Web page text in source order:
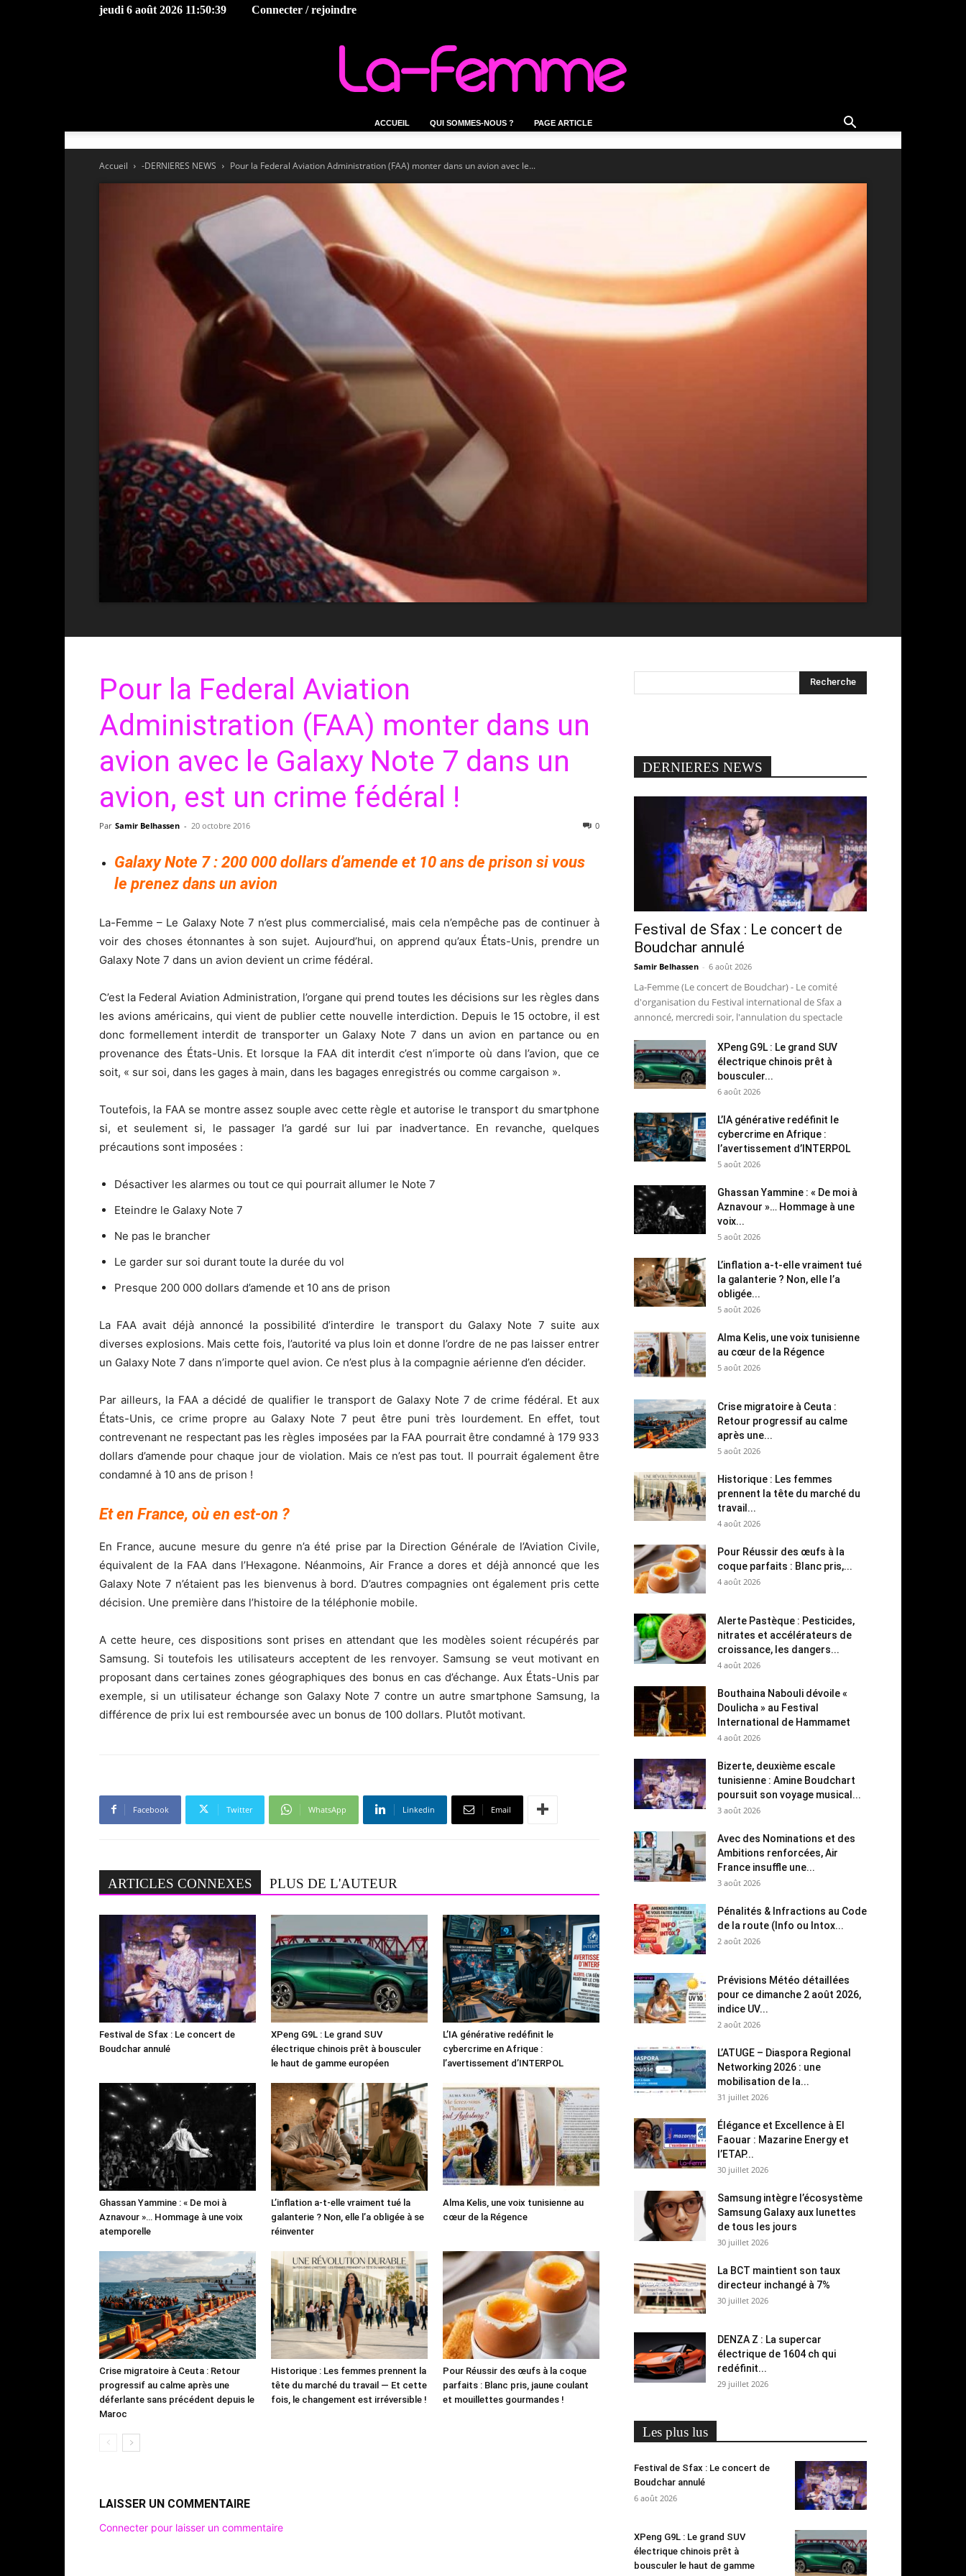
jeudi 6 août 2026 11:50:39 Connecter / rejoindre
ACCUEIL QUI SOMMES-NOUS ? PAGE ARTICLE
Accueil -DERNIERES NEWS Pour la Federal Aviation Administration (FAA) monter dans un avion avec le...
Pour la Federal Aviation
Administration (FAA) monter dans un
avion avec le Galaxy Note 7 dans un
avion, est un crime fédéral !
Par Samir Belhassen - 20 octobre 2016 0
Galaxy Note 7 : 200 000 dollars d’amende et 10 ans de prison si vous
le prenez dans un avion
La-Femme – Le Galaxy Note 7 n’est plus commercialisé, mais cela n’empêche pas de continuer à
voir des choses étonnantes à son sujet. Aujourd’hui, on apprend qu’aux États-Unis, prendre un
Galaxy Note 7 dans un avion devient un crime fédéral.
C’est la Federal Aviation Administration, l’organe qui prend toutes les décisions sur les règles dans
les avions américains, qui vient de publier cette nouvelle interdiction. Depuis le 15 octobre, il est
donc formellement interdit de transporter un Galaxy Note 7 dans un avion en partance ou en
provenance des États-Unis. Et lorsque la FAA dit interdit c’est n’importe où dans l’avion, que ce
soit, « sur soi, dans les gages à main, dans les bagages enregistrés ou comme cargaison ».
Toutefois, la FAA se montre assez souple avec cette règle et autorise le transport du smartphone
si, et seulement si, le passager l’a gardé sur lui par inadvertance. En revanche, quelques
précautions sont imposées :
Désactiver les alarmes ou tout ce qui pourrait allumer le Note 7
Eteindre le Galaxy Note 7
Ne pas le brancher
Le garder sur soi durant toute la durée du vol
Presque 200 000 dollars d’amende et 10 ans de prison
La FAA avait déjà annoncé la possibilité d’interdire le transport du Galaxy Note 7 suite aux
diverses explosions. Mais cette fois, l’autorité va plus loin et donne l’ordre de ne pas laisser entrer
un Galaxy Note 7 dans n’importe quel avion. Ce n’est plus à la compagnie aérienne d’en décider.
Par ailleurs, la FAA a décidé de qualifier le transport de Galaxy Note 7 de crime fédéral. Et aux
États-Unis, ce crime propre au Galaxy Note 7 peut être puni très lourdement. En effet, tout
contrevenant ne respectant pas les règles imposées par la FAA pourrait être condamné à 179 933
dollars d’amende pour chaque jour de violation. Mais ce n’est pas tout. Il pourrait également être
condamné à 10 ans de prison !
Et en France, où en est-on ?
En France, aucune mesure du genre n’a été prise par la Direction Générale de l’Aviation Civile,
équivalent de la FAA dans l’Hexagone. Néanmoins, Air France a dores et déjà annoncé que les
Galaxy Note 7 n’étaient pas les bienvenus à bord. D’autres compagnies ont également pris cette
décision. Une première dans l’histoire de la téléphonie mobile.
A cette heure, ces dispositions sont prises en attendant que les modèles soient récupérés par
Samsung. Si toutefois les utilisateurs acceptent de les renvoyer. Samsung se veut motivant en
proposant dans certaines zones géographiques des bonus en cas d’échange. Aux États-Unis par
exemple, si un utilisateur échange son Galaxy Note 7 contre un autre smartphone Samsung, la
différence de prix lui est remboursée avec un bonus de 100 dollars. Plutôt motivant.
Facebook Twitter WhatsApp Linkedin Email
ARTICLES CONNEXES PLUS DE L'AUTEUR
Festival de Sfax : Le concert de
Boudchar annulé
XPeng G9L : Le grand SUV
électrique chinois prêt à bousculer
le haut de gamme européen
L’IA générative redéfinit le
cybercrime en Afrique :
l’avertissement d’INTERPOL
Ghassan Yammine : « De moi à
Aznavour »… Hommage à une voix
atemporelle
L’inflation a-t-elle vraiment tué la
galanterie ? Non, elle l’a obligée à se
réinventer
Alma Kelis, une voix tunisienne au
cœur de la Régence
Crise migratoire à Ceuta : Retour
progressif au calme après une
déferlante sans précédent depuis le
Maroc
Historique : Les femmes prennent la
tête du marché du travail — Et cette
fois, le changement est irréversible !
Pour Réussir des œufs à la coque
parfaits : Blanc pris, jaune coulant
et mouillettes gourmandes !
LAISSER UN COMMENTAIRE
Connecter pour laisser un commentaire
DERNIERES NEWS
Festival de Sfax : Le concert de
Boudchar annulé
Samir Belhassen - 6 août 2026
La-Femme (Le concert de Boudchar) - Le comité
d'organisation du Festival international de Sfax a
annoncé, mercredi soir, l'annulation du spectacle
XPeng G9L : Le grand SUV
électrique chinois prêt à
bousculer...
6 août 2026
L’IA générative redéfinit le
cybercrime en Afrique :
l’avertissement d’INTERPOL
5 août 2026
Ghassan Yammine : « De moi à
Aznavour »… Hommage à une
voix...
5 août 2026
L’inflation a-t-elle vraiment tué
la galanterie ? Non, elle l’a
obligée...
5 août 2026
Alma Kelis, une voix tunisienne
au cœur de la Régence
5 août 2026
Crise migratoire à Ceuta :
Retour progressif au calme
après une...
5 août 2026
Historique : Les femmes
prennent la tête du marché du
travail...
4 août 2026
Pour Réussir des œufs à la
coque parfaits : Blanc pris,...
4 août 2026
Alerte Pastèque : Pesticides,
nitrates et accélérateurs de
croissance, les dangers...
4 août 2026
Bouthaina Nabouli dévoile «
Doulicha » au Festival
International de Hammamet
4 août 2026
Bizerte, deuxième escale
tunisienne : Amine Boudchart
poursuit son voyage musical...
3 août 2026
Avec des Nominations et des
Ambitions renforcées, Air
France insuffle une...
3 août 2026
Pénalités & Infractions au Code
de la route (Info ou Intox...
2 août 2026
Prévisions Météo détaillées
pour ce dimanche 2 août 2026,
indice UV...
2 août 2026
L’ATUGE – Diaspora Regional
Networking 2026 : une
mobilisation de la...
31 juillet 2026
Élégance et Excellence à El
Faouar : Mazarine Energy et
l’ETAP...
30 juillet 2026
Samsung intègre l’écosystème
Samsung Galaxy aux lunettes
de tous les jours
30 juillet 2026
La BCT maintient son taux
directeur inchangé à 7%
30 juillet 2026
DENZA Z : La supercar
électrique de 1604 ch qui
redéfinit...
29 juillet 2026
Les plus lus
Festival de Sfax : Le concert de
Boudchar annulé
6 août 2026
XPeng G9L : Le grand SUV
électrique chinois prêt à
bousculer le haut de gamme